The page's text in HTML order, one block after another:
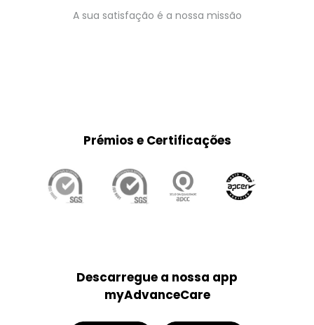
A sua satisfação é a nossa missão
Descarregue a nossa app
myAdvanceCare
Prémios e Certificações